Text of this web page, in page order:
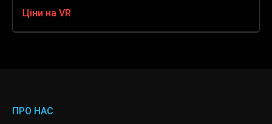
VR жахи 360
JUNGLE QUEST
SURVIVAL
Подарунок хлопцеві на Новий рік
Подарунки дружині на новий рік
Подарунки на новий рік дітям
Ціни на VR
ПРО НАС